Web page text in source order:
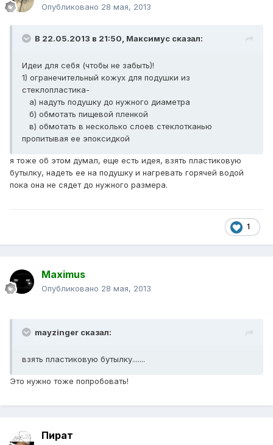
Опубликовано 28 мая, 2013
В 22.05.2013 в 21:50, Максимус сказал:
Идеи для себя (чтобы не забыть)!
1) огранечительный кожух для подушки из
стеклопластика-
а) надуть подушку до нужного диаметра
б) обмотать пищевой пленкой
в) обмотать в несколько слоев стеклотканью
пропитывая ее эпоксидкой
я тоже об этом думал, еще есть идея, взять пластиковую
бутылку, надеть ее на подушку и нагревать горячей водой
пока она не сядет до нужного размера.
1
Maximus
Опубликовано 28 мая, 2013
mayzinger сказал:
взять пластиковую бутылку.......
Это нужно тоже попробовать!
Пират